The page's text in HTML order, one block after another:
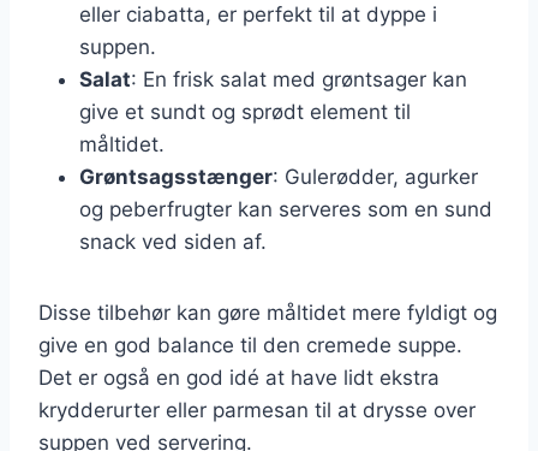
eller ciabatta, er perfekt til at dyppe i
suppen.
Salat: En frisk salat med grøntsager kan
give et sundt og sprødt element til
måltidet.
Grøntsagsstænger: Gulerødder, agurker
og peberfrugter kan serveres som en sund
snack ved siden af.
Disse tilbehør kan gøre måltidet mere fyldigt og
give en god balance til den cremede suppe.
Det er også en god idé at have lidt ekstra
krydderurter eller parmesan til at drysse over
suppen ved servering.